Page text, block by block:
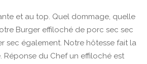
et au top. Quel dommage, quelle
Burger effiloché de porc sec sec
sec également. Notre hôtesse fait la
Réponse du Chef un effiloché est